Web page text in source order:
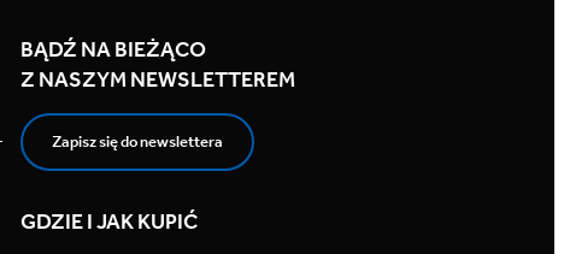
BĄDŹ NA BIEŻĄCO
Z NASZYM NEWSLETTEREM
Zapisz się do newslettera
GDZIE I JAK KUPIĆ